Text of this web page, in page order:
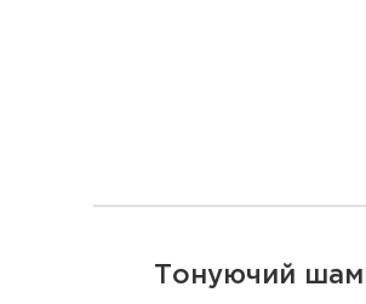
Тонуючий